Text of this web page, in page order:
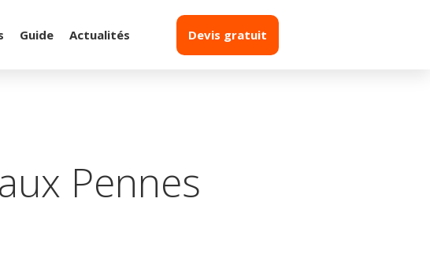
Guide Actualités Devis gratuit
Pennes